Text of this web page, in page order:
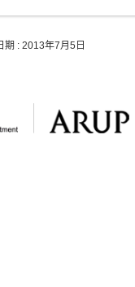
期 : 2013年7月5日